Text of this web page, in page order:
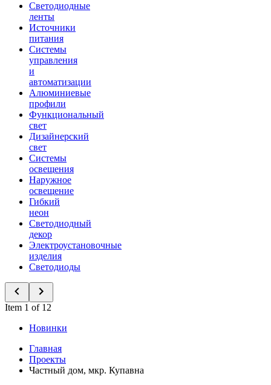
Светодиодные
ленты
Источники
питания
Системы
управления
и
автоматизации
Алюминиевые
профили
Функциональный
свет
Дизайнерский
свет
Системы
освещения
Наружное
освещение
Гибкий
неон
Светодиодный
декор
Электроустановочные
изделия
Светодиоды
Item 1 of 12
Новинки
Главная
Проекты
Частный дом, мкр. Купавна